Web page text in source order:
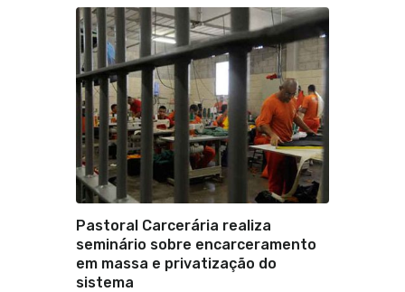
Pastoral Carcerária realiza
seminário sobre encarceramento
em massa e privatização do
sistema